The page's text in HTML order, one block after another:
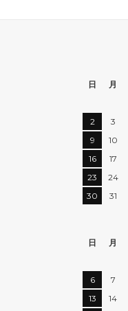
日
月
2
3
9
10
16
17
23
24
30
31
日
月
6
7
13
14